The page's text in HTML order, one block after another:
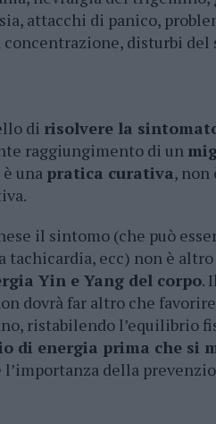
attacchi di panico,
disturbi del
di risolvere la
raggiungimento di un
è una pratica curativa, non
il sintomo (che può
tachicardia, ecc) non è
Yin e Yang del corpo.
dovrà far altro che
ristabilendo l’equilibrio
di energia prima che si
l’importanza della